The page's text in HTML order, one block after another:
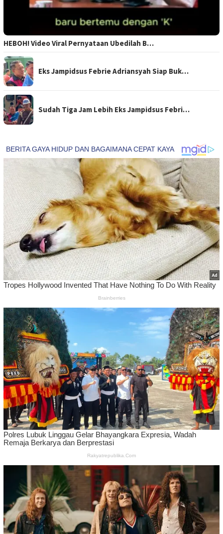
HEBOH! Video Viral Pernyataan Ubedilah B…
Eks Jampidsus Febrie Adriansyah Siap Buk…
Sudah Tiga Jam Lebih Eks Jampidsus Febri…